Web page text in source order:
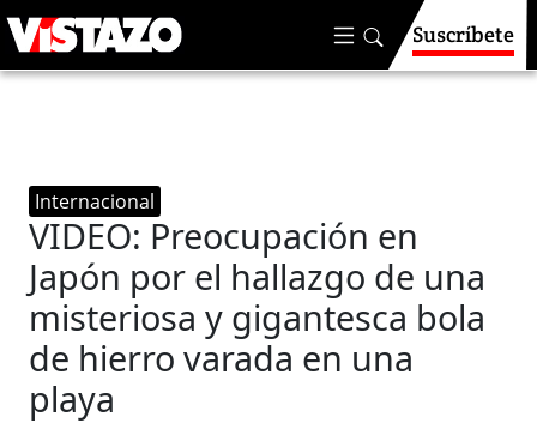
Suscríbete
Internacional
VIDEO: Preocupación en
Japón por el hallazgo de una
misteriosa y gigantesca bola
de hierro varada en una
playa